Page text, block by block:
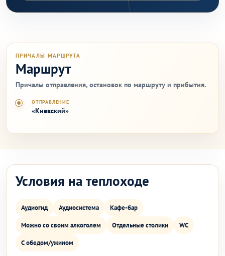
ПРИЧАЛЫ МАРШРУТА
Маршрут
Причалы отправления, остановок по маршруту и прибытия.
ОТПРАВЛЕНИЕ
«Киевский»
Условия на теплоходе
Аудиогид Аудиосистема Кафе-бар
Можно со своим алкоголем Отдельные столики WC
С обедом/ужином